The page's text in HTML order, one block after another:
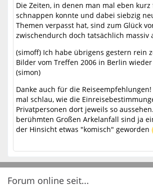
Die Zeiten, in denen man mal eben
schnappen konnte und dabei siebzig
Themen verpasst hat, sind zum Glück
zwischendurch doch tatsächlich massiv
(simoff) Ich habe übrigens gestern rein
Bilder vom Treffen 2006 in Berlin
(simon)
Danke auch für die
mal schlau, wie die
Privatpersonen dort jeweils so
berühmten Großen Arkelanfall sind ja
der Hinsicht etwas "komisch" geworden
Forum online seit...